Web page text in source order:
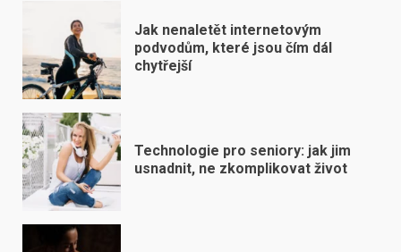
Jak nenaletět internetovým
podvodům, které jsou čím dál
chytřejší
Technologie pro seniory: jak jim
usnadnit, ne zkomplikovat život